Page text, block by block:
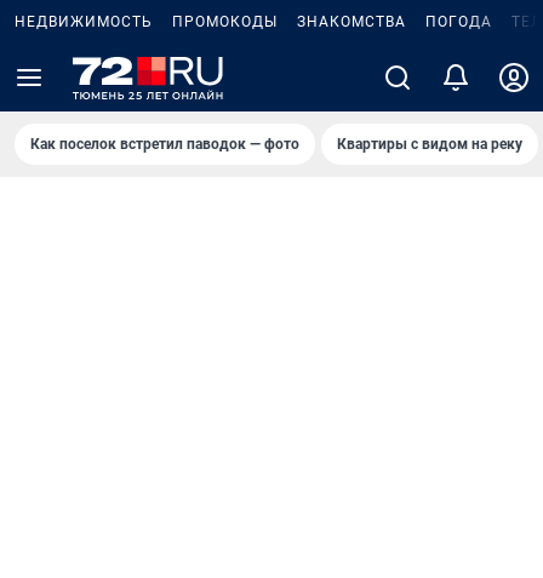
НЕДВИЖИМОСТЬ ПРОМОКОДЫ ЗНАКОМСТВА ПОГОДА
Как поселок встретил паводок — фото Квартиры с видом на реку